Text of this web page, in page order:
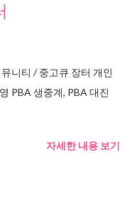
니티 / 중고큐 장터 개인
PBA 생중계, PBA 대진
자세한 내용 보기